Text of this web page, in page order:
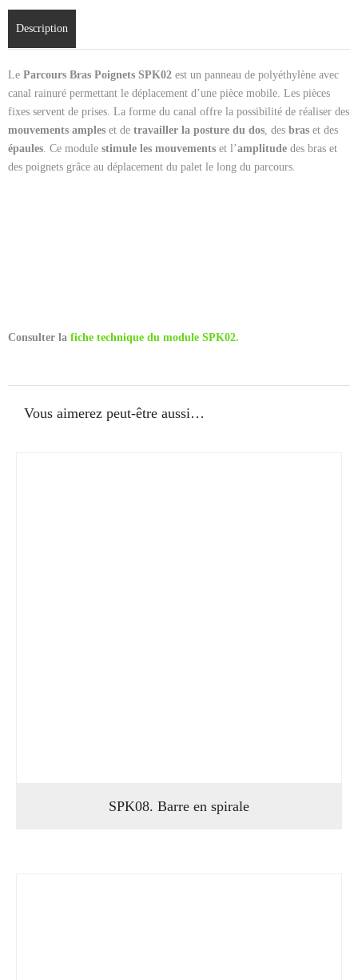
Contact
Cart (0Items)
Description
Le Parcours Bras Poignets SPK02 est un panneau de polyéthylène avec
canal rainuré permettant le déplacement d’une pièce mobile. Les pièces
fixes servent de prises. La forme du canal offre la possibilité de réaliser des
mouvements amples et de travailler la posture du dos, des bras et des
épaules. Ce module stimule les mouvements et l’amplitude des bras et
des poignets grâce au déplacement du palet le long du parcours.
Consulter la fiche technique du module SPK02.
Vous aimerez peut-être aussi…
SPK08. Barre en spirale